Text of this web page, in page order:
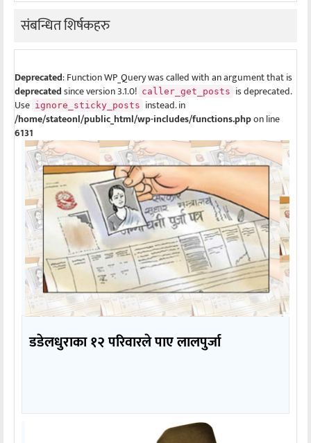
संबन्धित शिर्षकहरु
Deprecated: Function WP_Query was called with an argument that is
deprecatedsince version 3.1.0! caller_get_posts is deprecated.
Use ignore_sticky_posts instead. in
/home/stateonl/public_html/wp-includes/functions.phpon line
6131
डडेलधुराका १२ परिवारले पाए लालपुर्जा